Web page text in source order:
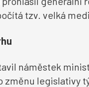
tzv. velká
náměstek
legislativy